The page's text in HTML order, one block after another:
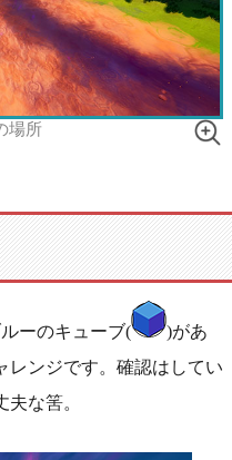
場所
ーのキューブ(
)があ
レンジです。確認はしてい
な筈。